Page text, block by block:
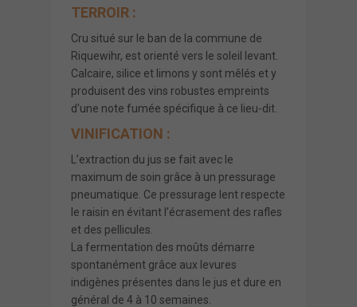
TERROIR :
Cru situé sur le ban de la commune de
Riquewihr, est orienté vers le soleil levant.
Calcaire, silice et limons y sont mêlés et y
produisent des vins robustes empreints
d'une note fumée spécifique à ce lieu-dit.
VINIFICATION :
L’extraction du jus se fait avec le
maximum de soin grâce à un pressurage
pneumatique. Ce pressurage lent respecte
le raisin en évitant l’écrasement des rafles
et des pellicules.
La fermentation des moûts démarre
spontanément grâce aux levures
indigènes présentes dans le jus et dure en
général de 4 à 10 semaines.